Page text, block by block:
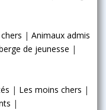
| Animaux admis
de jeunesse |
| Les moins chers |
|